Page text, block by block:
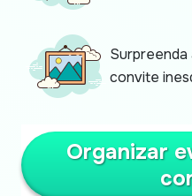
Surpreenda
convite
Organizar